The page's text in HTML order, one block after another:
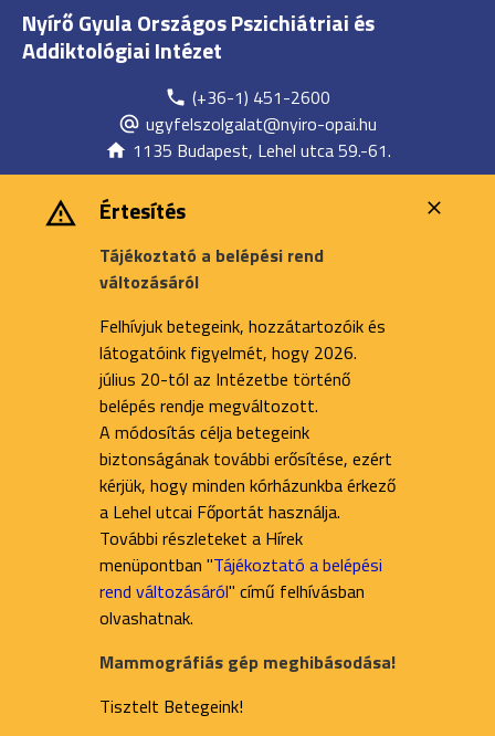
Nyírő Gyula Országos Pszichiátriai és
Addiktológiai Intézet
(+36-1) 451-2600
ugyfelszolgalat@nyiro-opai.hu
1135 Budapest, Lehel utca 59.-61.
Értesítés
Tájékoztató a belépési rend
változásáról
Felhívjuk betegeink, hozzátartozóik és
látogatóink figyelmét, hogy 2026.
július 20-tól az Intézetbe történő
belépés rendje megváltozott.
A módosítás célja betegeink
biztonságának további erősítése, ezért
kérjük, hogy minden kórházunkba érkező
a Lehel utcai Főportát használja.
További részleteket a Hírek
menüpontban "Tájékoztató a belépési
rend változásáról" című felhívásban
olvashatnak.
Mammográfiás gép meghibásodása!
Tisztelt Betegeink!